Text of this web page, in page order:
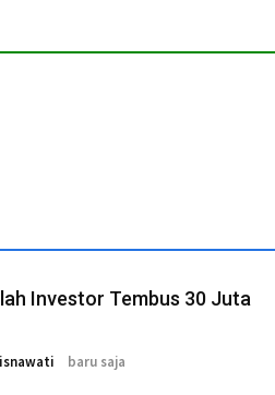
Investor Tembus 30 Juta
baru saja